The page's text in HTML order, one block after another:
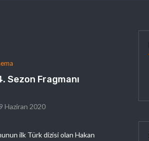
Sezon Fragmanı
Haziran 2020
ilk Türk dizisi olan Hakan